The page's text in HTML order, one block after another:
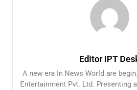
Editor IPT
A new era In News World are
Entertainment Pvt. Ltd. Presenting